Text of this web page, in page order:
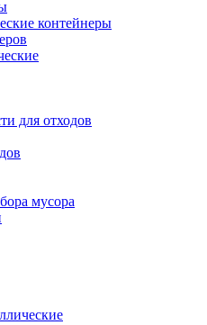
контейнеры
для отходов
мусора